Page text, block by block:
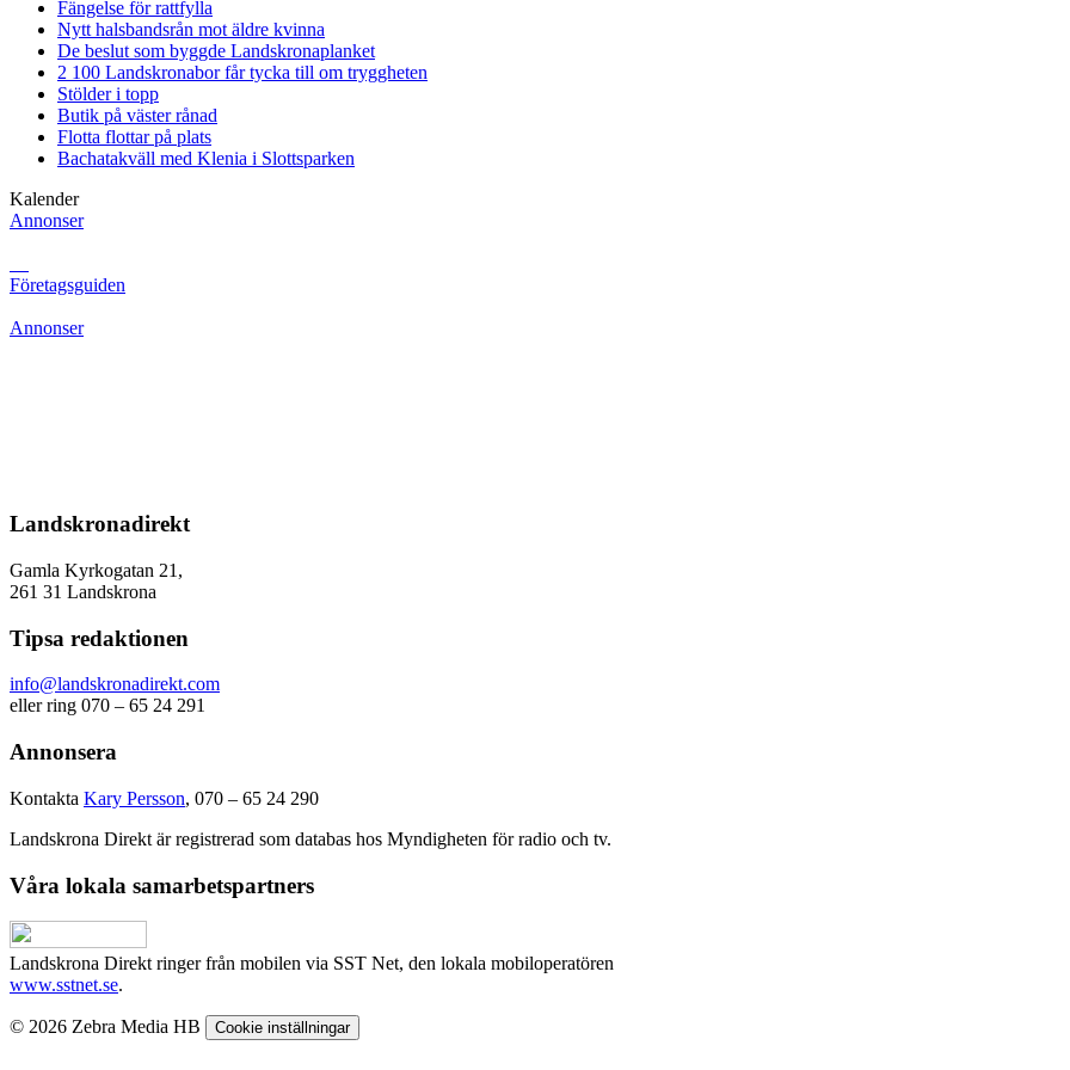
Fängelse för rattfylla
Nytt halsbandsrån mot äldre kvinna
De beslut som byggde Landskronaplanket
2 100 Landskronabor får tycka till om tryggheten
Stölder i topp
Butik på väster rånad
Flotta flottar på plats
Bachatakväll med Klenia i Slottsparken
Kalender
Annonser
Företagsguiden
Annonser
Landskronadirekt
Gamla Kyrkogatan 21,
261 31 Landskrona
Tipsa redaktionen
info@landskronadirekt.com
eller ring 070 – 65 24 291
Annonsera
Kontakta Kary Persson, 070 – 65 24 290
Landskrona Direkt är registrerad som databas hos Myndigheten för radio och tv.
Våra lokala samarbetspartners
Landskrona Direkt ringer från mobilen via SST Net, den lokala mobiloperatören
www.sstnet.se.
© 2026 Zebra Media HB Cookie inställningar